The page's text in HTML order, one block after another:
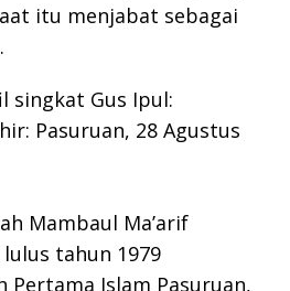
itu menjabat sebagai
singkat Gus Ipul:
Pasuruan, 28 Agustus
Mambaul Ma’arif
lulus tahun 1979
Pertama Islam Pasuruan,